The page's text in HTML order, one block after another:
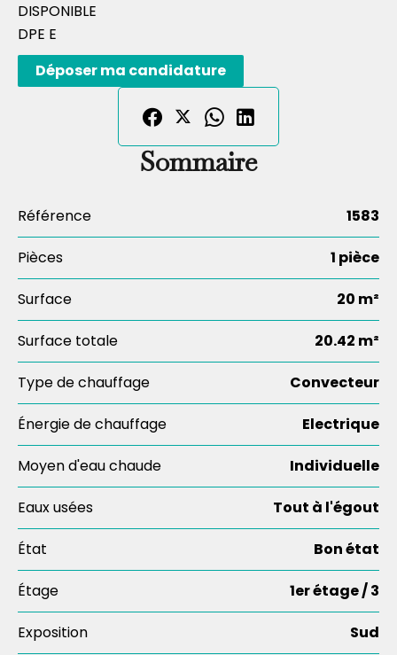
DISPONIBLE
DPE E
Déposer ma candidature
Sommaire
Référence 1583
Pièces 1 pièce
Surface 20 m²
Surface totale 20.42 m²
Type de chauffage Convecteur
Énergie de chauffage Electrique
Moyen d'eau chaude Individuelle
Eaux usées Tout à l'égout
État Bon état
Étage 1er étage / 3
Exposition Sud